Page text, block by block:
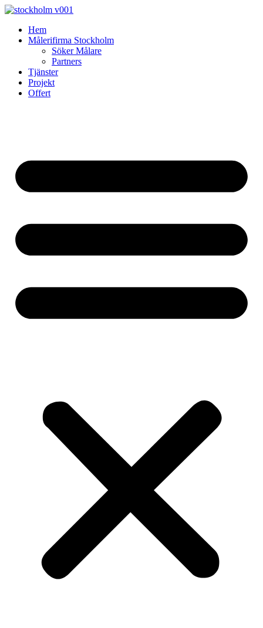
Skip
contentHem
Målerifirma Stockholm
Söker Målare
Partners
Tjänster
Projekt
Offert